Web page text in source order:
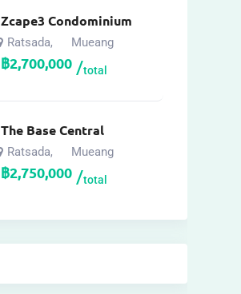
Zcape3 Condominium
Ratsada, Mueang
฿2,700,000 total
The Base Central
Ratsada, Mueang
฿2,750,000 total